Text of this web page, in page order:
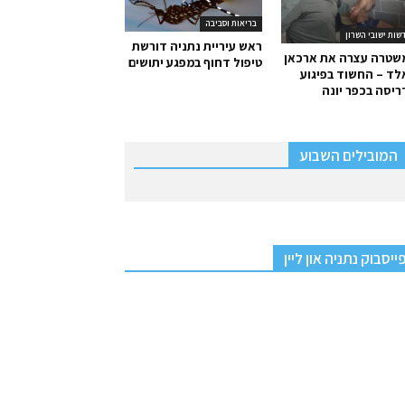
בריאות וסביבה
ראש עיריית נתניה דורשת
טיפול דחוף במפגע יתושים
ישובי השרון
עצרה את ארכאן
– החשוד בפיגוע
בכפר יונה
המובילים השבוע
פייסבוק נתניה און ליין